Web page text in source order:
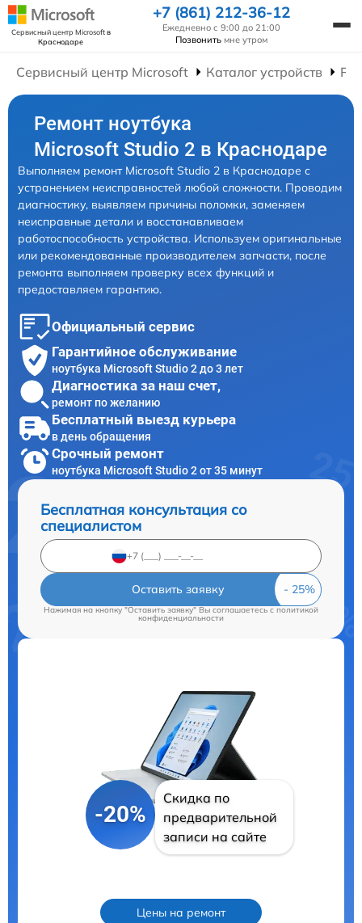
Сервисный центр Microsoftв
Краснодаре
+7 (861) 212-36-12
Ежедневно с 9:00 до 21:00
Позвонить мне утром
Сервисный центр Microsoft Каталог устройств
Ремонт ноутбука
Microsoft Studio 2 в Краснодаре
Выполняем ремонт Microsoft Studio 2 в Краснодаре с
устранением неисправностей любой сложности. Проводим
диагностику, выявляем причины поломки, заменяем
неисправные детали и восстанавливаем
работоспособность устройства. Используем оригинальные
или рекомендованные производителем запчасти, после
ремонта выполняем проверку всех функций и
предоставляем гарантию.
Официальный сервис
Гарантийное обслуживание
ноутбука Microsoft Studio 2 до 3 лет
Диагностика за наш счет,
ремонт по желанию
Бесплатный выезд курьера
в день обращения
Срочный ремонт
ноутбука Microsoft Studio 2 от 35 минут
Бесплатная консультация со
специалистом
Оставить заявку
Нажимая на кнопку "Оставить заявку" Вы соглашаетесь cполитикой
конфиденциальности
-20%
Скидка по
предварительной
записи на сайте
Цены на ремонт